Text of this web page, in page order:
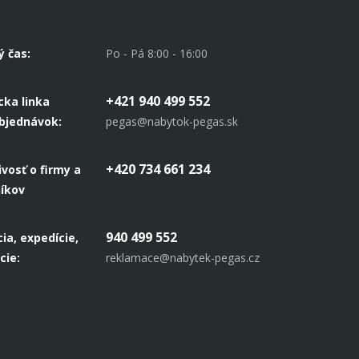
čas: Po - Pá 8:00 - 16:00
linka
+421 940 499 552
pegas@nabytok-pegas.sk
o firmy a
+420 734 661 234
expedície,
940 499 552
reklamace@nabytek-pegas.cz